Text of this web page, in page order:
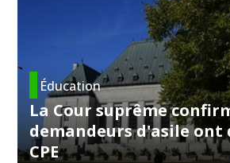
Éducation
La Cour suprême
demandeurs d'asile
CPE